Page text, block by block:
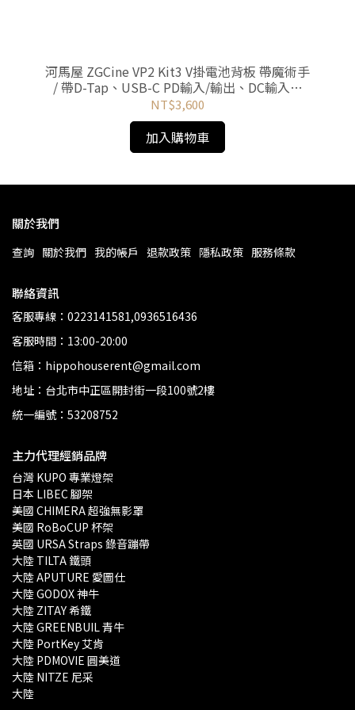
河馬屋 ZGCine VP2 Kit3 V掛電池背板 帶魔術手
/ 帶D-Tap、USB-C PD輸入/輸出、DC輸入、
LEMO接口
NT$3,600
加入購物車
關於我們
查詢 關於我們 我的帳戶 退款政策 隱私政策 服務條款
聯絡資訊
客服專線：0223141581,0936516436
客服時間：13:00-20:00
信箱：hippohouserent@gmail.com
地址：台北市中正區開封街一段100號2樓
統一編號：53208752
主力代理經銷品牌
台灣 KUPO 專業燈架
日本 LIBEC 腳架
美國 CHIMERA 超強無影罩
美國 RoBoCUP 杯架
英國 URSA Straps 錄音蹦帶
大陸 TILTA 鐵頭
大陸 APUTURE 愛圖仕
大陸 GODOX 神牛
大陸 ZITAY 希鐵
大陸 GREENBUIL 青牛
大陸 PortKey 艾肯
大陸 PDMOVIE 圓美道
大陸 NITZE 尼采
大陸